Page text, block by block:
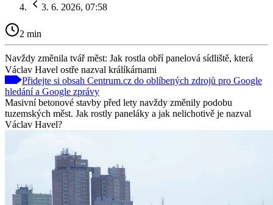
3. 6. 2026, 07:58
2 min
Navždy změnila tvář měst: Jak rostla obří panelová sídliště, která
Václav Havel ostře nazval králíkárnami
Přidejte si obsah Centrum.cz do oblíbených zdrojů pro Google
hledání a Google zprávy
Masivní betonové stavby před lety navždy změnily podobu
tuzemských měst. Jak rostly paneláky a jak nelichotivě je nazval
Václav Havel?